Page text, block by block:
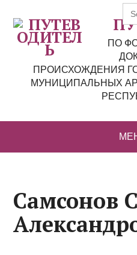
for:
ПО
ПРОИСХОЖДЕНИЯ
МУНИЦИПАЛЬНЫХ
Самсонов